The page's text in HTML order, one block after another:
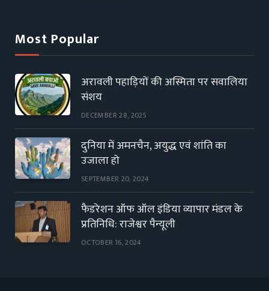
Most Popular
अरावली पहाड़ियों की अस्मिता पर सवालिया
संशय
DECEMBER 28, 2025
दुनिया में अमनचैन, अयुद्ध एवं शांति का
उजाला हो
SEPTEMBER 20, 2024
फैडरेशन ऑफ ऑल इंडिया व्यापार मंडल के
प्रतिनिधि: राजेश्वर पैन्यूली
OCTOBER 16, 2024